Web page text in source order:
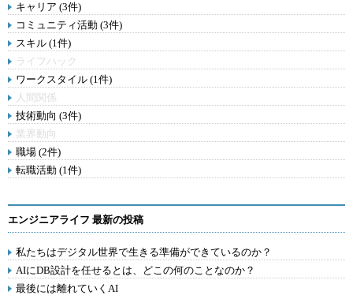
キャリア (3件)
コミュニティ活動 (3件)
スキル (1件)
ライフハック
ワークスタイル (1件)
人間関係
技術動向 (3件)
業界動向
職場 (2件)
転職活動 (1件)
エンジニアライフ 最新の投稿
私たちはデジタル世界で生きる準備ができているのか？
AIにDB設計を任せるとは、どこの何のことなのか？
最後には離れていくAI